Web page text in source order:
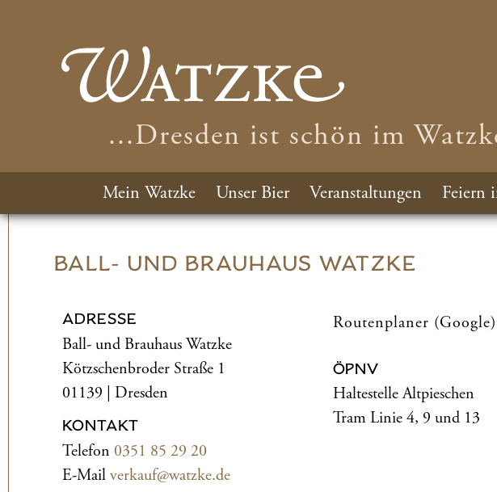
...Dresden ist schön im
Mein Watzke Unser Bier Veranstaltungen Feiern
BALL- UND­ BRAUHAUS WATZKE
ADRESSE
Ball- und­ Brauhaus Watzke
Kötzschenbroder Straße 1
01139 | Dresden
KONTAKT
Telefon 0351 85 29 20
E-Mail verkauf@watzke.de
Routenplaner (Google)
ÖPNV
Haltestelle Altpieschen
Tram Linie 4, 9 und 13